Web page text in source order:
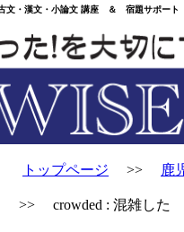
文・漢文・小論文 講座 ＆ 宿題サポー
トップページ >> 鹿
>> crowded : 混雑した